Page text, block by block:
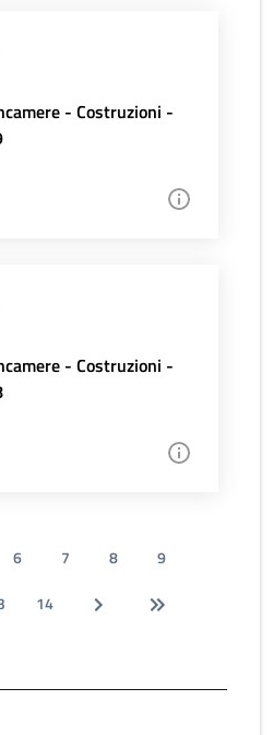
- Costruzioni -
- Costruzioni -
6 7 8
9
14